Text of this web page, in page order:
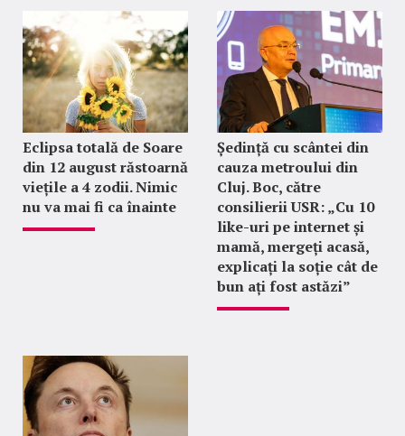
Eclipsa totală de Soare
din 12 august răstoarnă
viețile a 4 zodii. Nimic
nu va mai fi ca înainte
Ședință cu scântei din
cauza metroului din
Cluj. Boc, către
consilierii USR: „Cu 10
like-uri pe internet și
mamă, mergeți acasă,
explicați la soție cât de
bun ați fost astăzi”